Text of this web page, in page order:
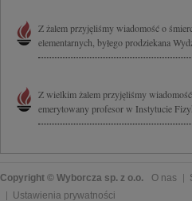
Z żalem przyjęliśmy wiadomość o
elementarnych, byłego prodziekana
Z wielkim żalem przyjęliśmy
emerytowany profesor w Instytucie
Copyright © Wyborcza sp. z o.o. O nas
Ustawienia prywatności